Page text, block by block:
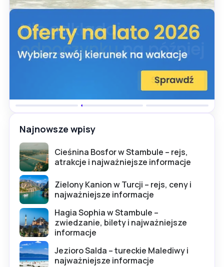
Najnowsze wpisy
Cieśnina Bosfor w Stambule – rejs,
atrakcje i najważniejsze informacje
Zielony Kanion w Turcji – rejs, ceny i
najważniejsze informacje
Hagia Sophia w Stambule –
zwiedzanie, bilety i najważniejsze
informacje
Jezioro Salda – tureckie Malediwy i
najważniejsze informacje